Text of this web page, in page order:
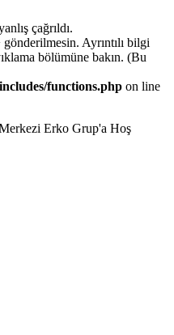
çağrıldı.
Ayrıntılı bilgi
bölümüne bakın. (Bu
functions.php on line
Erko Grup'a Hoş